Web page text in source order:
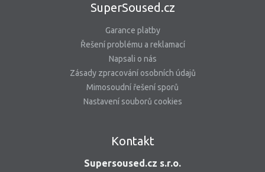
SuperSoused.cz
Garance platby
Řešení problému a reklamací
Napsali o nás
Zásady zpracování osobních údajů
Mimosoudní řešení sporů
Nastavení souborů cookies
Kontakt
Supersoused.cz s.r.o.